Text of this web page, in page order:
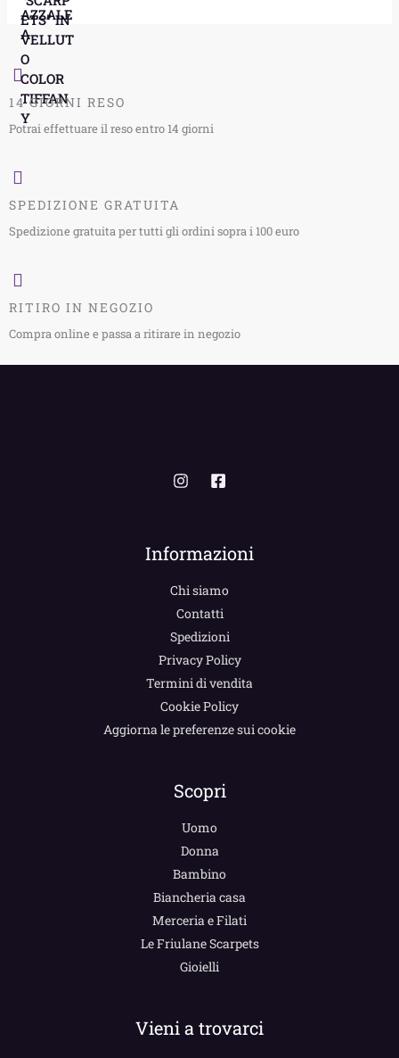
14 GIORNI RESO
Potrai effettuare il reso entro 14 giorni
SPEDIZIONE GRATUITA
Spedizione gratuita per tutti gli ordini sopra i 100 euro
RITIRO IN NEGOZIO
Compra online e passa a ritirare in negozio
Informazioni
Chi siamo
Contatti
Spedizioni
Privacy Policy
Termini di vendita
Cookie Policy
Aggiorna le preferenze sui cookie
Scopri
Uomo
Donna
Bambino
Biancheria casa
Merceria e Filati
Le Friulane Scarpets
Gioielli
Vieni a trovarci